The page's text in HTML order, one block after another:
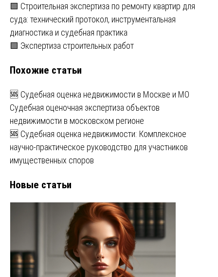
Навигация
по
записям
🟩 Строительная экспертиза по ремонту квартир для
суда: технический протокол, инструментальная
диагностика и судебная практика
🟩 Экспертиза строительных работ
Похожие статьи
🆘 Судебная оценка недвижимости в Москве и МО
Судебная оценочная экспертиза объектов
недвижимости в московском регионе
🆘 Судебная оценка недвижимости: Комплексное
научно-практическое руководство для участников
имущественных споров
Новые статьи